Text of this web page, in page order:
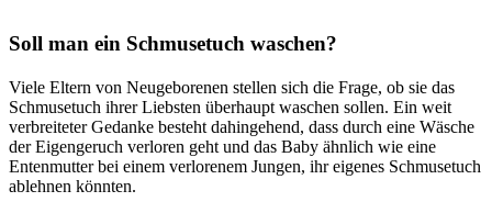
Soll man ein Schmusetuch waschen?
Viele Eltern von Neugeborenen stellen sich die Frage, ob sie das
Schmusetuch ihrer Liebsten überhaupt waschen sollen. Ein weit
verbreiteter Gedanke besteht dahingehend, dass durch eine Wäsche
der Eigengeruch verloren geht und das Baby ähnlich wie eine
Entenmutter bei einem verlorenem Jungen, ihr eigenes Schmusetuch
ablehnen könnten.